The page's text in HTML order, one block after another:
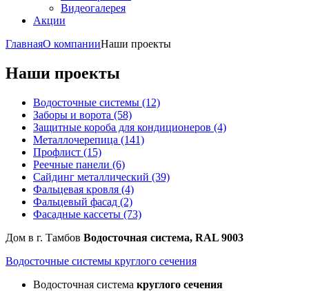
Видеогалерея
Акции
ГлавнаяО компанииНаши проекты
Наши проекты
Водосточные системы (12)
Заборы и ворота (58)
Защитные короба для кондиционеров (4)
Металлочерепица (141)
Профлист (15)
Реечные панели (6)
Сайдинг металлический (39)
Фальцевая кровля (4)
Фальцевый фасад (2)
Фасадные кассеты (73)
Дом в г. Тамбов Водосточная система, RAL 9003
Водосточные системы круглого сечения
Водосточная система круглого сечения